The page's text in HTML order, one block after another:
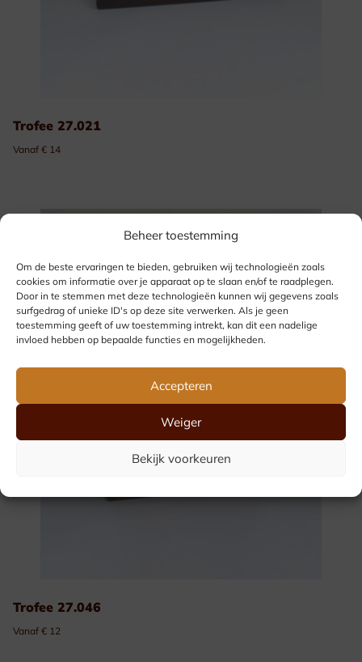
Beheer toestemming
Om de beste ervaringen te bieden, gebruiken wij technologieën zoals
cookies om informatie over je apparaat op te slaan en/of te raadplegen.
Door in te stemmen met deze technologieën kunnen wij gegevens zoals
surfgedrag of unieke ID's op deze site verwerken. Als je geen
toestemming geeft of uw toestemming intrekt, kan dit een nadelige
invloed hebben op bepaalde functies en mogelijkheden.
Accepteren
Weiger
Bekijk voorkeuren
Trofee 27.021
Vanaf € 14
Trofee 27.046
Vanaf € 12